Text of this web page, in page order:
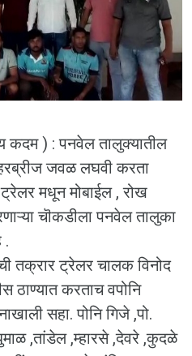
) : पनवेल तालुक्यातील
जवळ लघवी करता
मधून मोबाईल , रोख
चॊकडीला पनवेल तालुका
.
ट्रेलर चालक विनोद
ठाण्यात करताच वपोनि
सहा. पोनि गिजे ,पो.
,तांडेल ,म्हारसे ,देवरे ,कुदळे